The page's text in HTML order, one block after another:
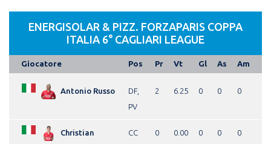
ENERGISOLAR & PIZZ. FORZAPARIS COPPA
ITALIA 6° CAGLIARI LEAGUE
Giocatore Pos Pr Vt Gl As Am
Antonio Russo
DF,
PV
2 6.25 0 0 0
Christian
CC 0 0.00 0 0 0